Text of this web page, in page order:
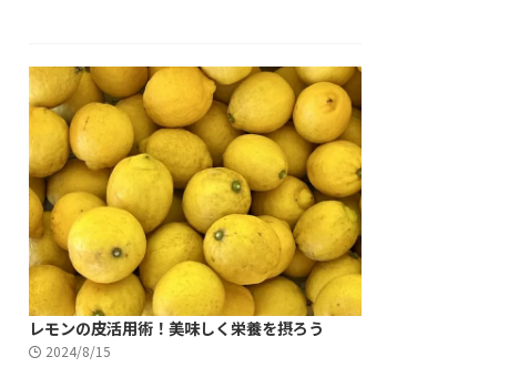
レモンの皮活用術！美味しく栄養を摂ろう
2024/8/15